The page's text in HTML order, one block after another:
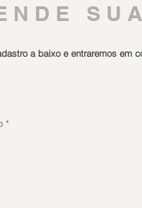
N D E S U
a baixo e entraremos em